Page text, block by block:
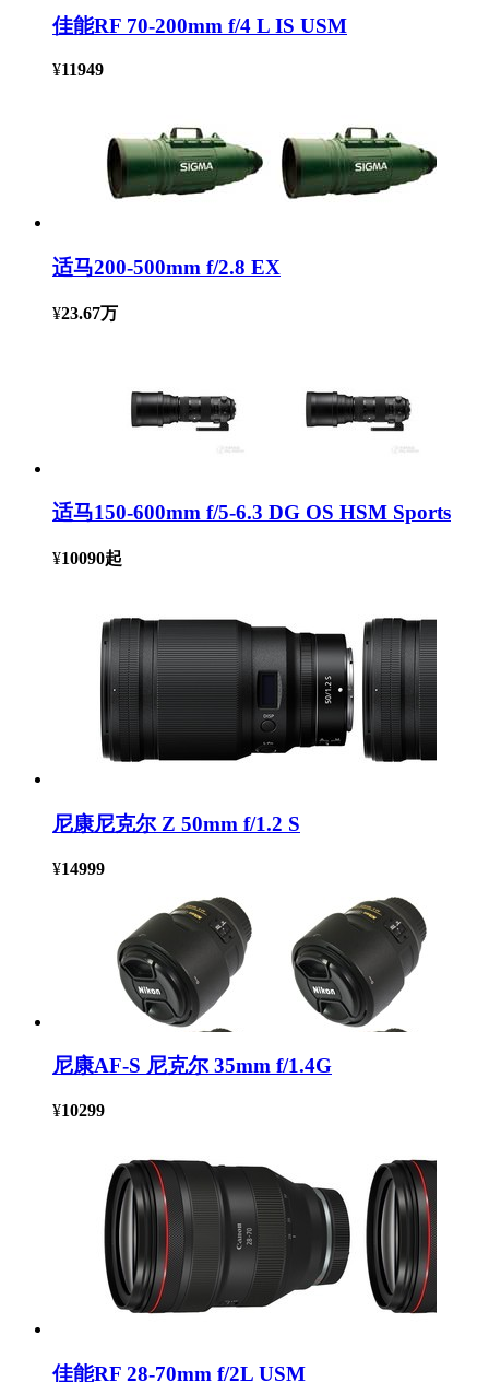
佳能RF 70-200mm f/4 L IS USM
¥11949
适马200-500mm f/2.8 EX
¥23.67万
适马150-600mm f/5-6.3 DG OS HSM Sports
¥10090起
尼康尼克尔 Z 50mm f/1.2 S
¥14999
尼康AF-S 尼克尔 35mm f/1.4G
¥10299
佳能RF 28-70mm f/2L USM